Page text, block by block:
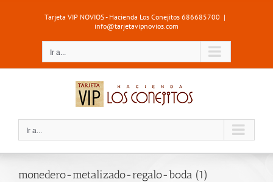
Tarjeta VIP NOVIOS - Hacienda Los Conejitos 686685700 |
info@tarjetavipnovios.com
Ir a...
Ir a...
monedero-metalizado-regalo-boda (1)